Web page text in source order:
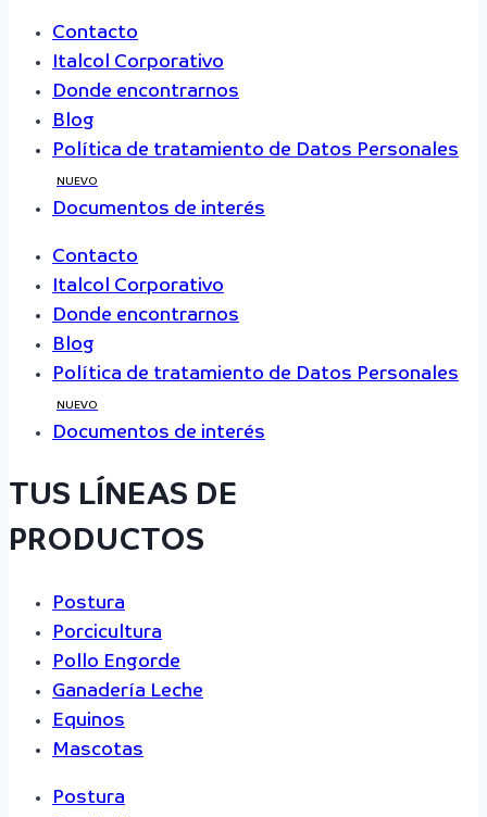
Contacto
Italcol Corporativo
Donde encontrarnos
Blog
Política de tratamiento de Datos Personales
NUEVO
Documentos de interés
Contacto
Italcol Corporativo
Donde encontrarnos
Blog
Política de tratamiento de Datos Personales
NUEVO
Documentos de interés
TUS LÍNEAS DE
PRODUCTOS
Postura
Porcicultura
Pollo Engorde
Ganadería Leche
Equinos
Mascotas
Postura